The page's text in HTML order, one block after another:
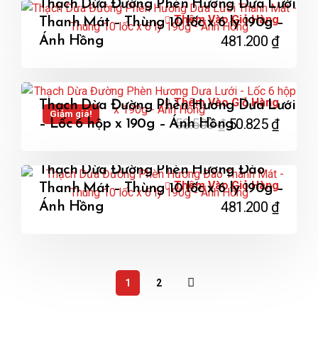
Thạch Dừa Đường Phèn Hương Dưa Lưới
Thanh Mát – Thùng 10 lốc x 6 ly 190g –
Ánh Hồng
481.200 ₫
Thêm Vào Giỏ Hàng
Giảm giá!
Thạch Dừa Đường Phèn Hương Dưa Lưới
– Lốc 6 hộp x 190g – Ánh Hồng
53.500₫50.825 ₫
Thêm Vào Giỏ Hàng
Thạch Dừa Đường Phèn Hương Đào
Thanh Mát – Thùng 10 lốc x 6 ly 190g –
Ánh Hồng
481.200 ₫
Thêm Vào Giỏ Hàng
1 2